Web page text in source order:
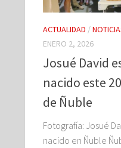
ACTUALIDAD /
ENERO 2, 2026
Josué David
nacido este
de Ñuble
Fotografía: Josué
nacido en Ñuble